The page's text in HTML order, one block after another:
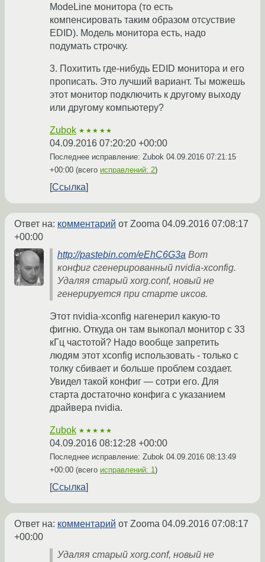
ModeLine монитора (то есть
компенсировать таким образом отсуствие
EDID). Модель монитора есть, надо
подумать строчку.
3. Похитить где-нибудь EDID монитора и его
прописать. Это лучший вариант. Ты можешь
этот монитор подключить к другому выходу
или другому компьютеру?
Zubok ★★★★★
04.09.2016 07:20:20 +00:00
Последнее исправление: Zubok 04.09.2016 07:21:15
+00:00 (всего исправлений: 2)
Ссылка
Ответ на: комментарий от Zooma 04.09.2016 07:08:17
+00:00
http://pastebin.com/eEhC6G3a Вот
конфиг сгенерированный nvidia-xconfig.
Удаляя старый xorg.conf, новый не
генерируется при старте иксов.
Этот nvidia-xconfig нагенерил какую-то
фигню. Откуда он там выкопал монитор с 33
кГц частотой? Надо вообще запретить
людям этот xconfig использовать - только с
толку сбивает и больше проблем создает.
Увидел такой конфиг — сотри его. Для
старта достаточно конфига с указанием
драйвера nvidia.
Zubok ★★★★★
04.09.2016 08:12:28 +00:00
Последнее исправление: Zubok 04.09.2016 08:13:49
+00:00 (всего исправлений: 1)
Ссылка
Ответ на: комментарий от Zooma 04.09.2016 07:08:17
+00:00
Удаляя старый xorg.conf, новый не